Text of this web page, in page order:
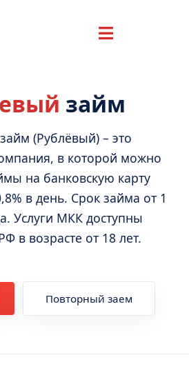
займ
(Рублёвый) – это
в которой можно
на банковскую карту
в день. Срок займа от 1
Услуги МКК доступны
в возрасте от 18 лет.
Повторный заем